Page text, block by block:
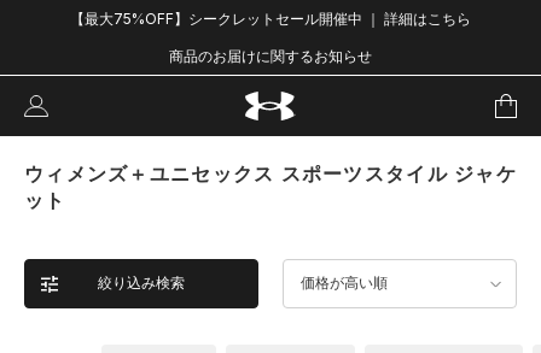
【最大75%OFF】シークレットセール開催中 ｜ 詳細はこちら
商品のお届けに関するお知らせ
ウィメンズ＋ユニセックス スポーツスタイル ジャケ
ット
絞り込み検索 価格が高い順